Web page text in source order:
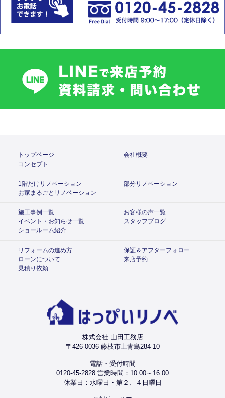
トップページ
会社概要
コンセプト
1階だけリノベーション
部分リノベーション
お家まるごとリノベーション
施工事例一覧
お客様の声一覧
イベント・お知らせ一覧
スタッフブログ
ショールーム紹介
リフォームの進め方
保証＆アフターフォロー
ローンについて
来店予約
見積り依頼
株式会社 山田工務店
〒426-0036 藤枝市上青島284-10
電話・受付時間
0120-45-2828 営業時間：10:00～16:00
休業日：水曜日・第２、４日曜日